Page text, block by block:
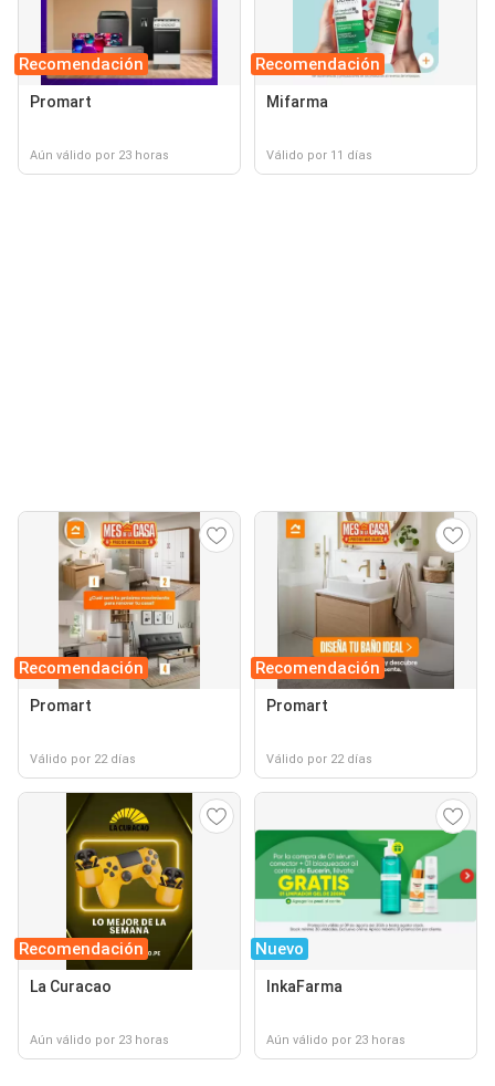
Recomendación
Promart
Aún válido por 23 horas
Recomendación
Mifarma
Válido por 11 días
Recomendación
Promart
Válido por 22 días
Recomendación
Promart
Válido por 22 días
Recomendación
La Curacao
Aún válido por 23 horas
Nuevo
InkaFarma
Aún válido por 23 horas